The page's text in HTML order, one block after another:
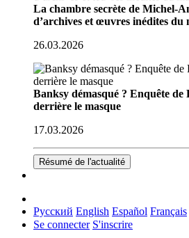
La chambre secrète de Michel-
d’archives et œuvres inédites du
26.03.2026
Banksy démasqué ? Enquête de
derrière le masque
17.03.2026
Résumé de l'actualité
Русский English Español Français
Se connecter S'inscrire